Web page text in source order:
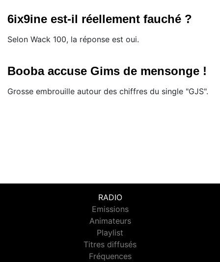
6ix9ine est-il réellement fauché ?
Selon Wack 100, la réponse est oui.
Booba accuse Gims de mensonge !
Grosse embrouille autour des chiffres du single "GJS".
RADIO
Emissions
Animateurs
Playlist
Titres diffusés
Fréquences